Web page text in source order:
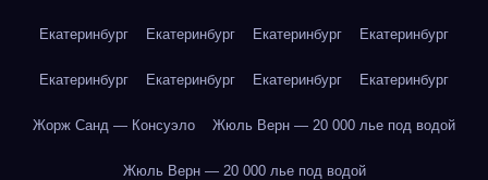
Екатеринбург Екатеринбург Екатеринбург Екатеринбург
Екатеринбург Екатеринбург Екатеринбург Екатеринбург
Жорж Санд — Консуэло Жюль Верн — 20 000 лье под водой
Жюль Верн — 20 000 лье под водой